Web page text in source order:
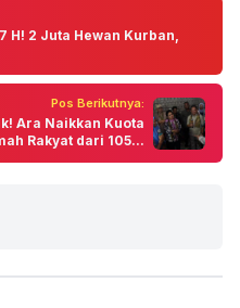
H! 2 Juta Hewan Kurban,
Pos Berikutnya:
Ara Naikkan Kuota
Rakyat dari 105...